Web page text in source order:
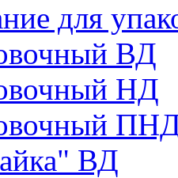
для
ВД
НД
ВД